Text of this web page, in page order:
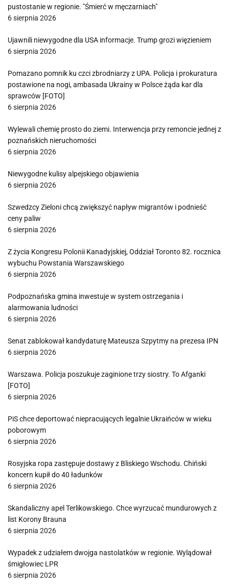
pustostanie w regionie. "Śmierć w męczarniach"
6 sierpnia 2026
Ujawnili niewygodne dla USA informacje. Trump grozi więzieniem
6 sierpnia 2026
Pomazano pomnik ku czci zbrodniarzy z UPA. Policja i prokuratura
postawione na nogi, ambasada Ukrainy w Polsce żąda kar dla
sprawców [FOTO]
6 sierpnia 2026
Wylewali chemię prosto do ziemi. Interwencja przy remoncie jednej z
poznańskich nieruchomości
6 sierpnia 2026
Niewygodne kulisy alpejskiego objawienia
6 sierpnia 2026
Szwedzcy Zieloni chcą zwiększyć napływ migrantów i podnieść
ceny paliw
6 sierpnia 2026
Z życia Kongresu Polonii Kanadyjskiej, Oddział Toronto 82. rocznica
wybuchu Powstania Warszawskiego
6 sierpnia 2026
Podpoznańska gmina inwestuje w system ostrzegania i
alarmowania ludności
6 sierpnia 2026
Senat zablokował kandydaturę Mateusza Szpytmy na prezesa IPN
6 sierpnia 2026
Warszawa. Policja poszukuje zaginione trzy siostry. To Afganki
[FOTO]
6 sierpnia 2026
PiS chce deportować niepracujących legalnie Ukraińców w wieku
poborowym
6 sierpnia 2026
Rosyjska ropa zastępuje dostawy z Bliskiego Wschodu. Chiński
koncern kupił do 40 ładunków
6 sierpnia 2026
Skandaliczny apel Terlikowskiego. Chce wyrzucać mundurowych z
list Korony Brauna
6 sierpnia 2026
Wypadek z udziałem dwojga nastolatków w regionie. Wylądował
śmigłowiec LPR
6 sierpnia 2026